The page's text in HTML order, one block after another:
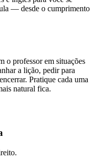
— desde o cumprimento
o professor em situações
a lição, pedir para
Pratique cada uma
natural fica.